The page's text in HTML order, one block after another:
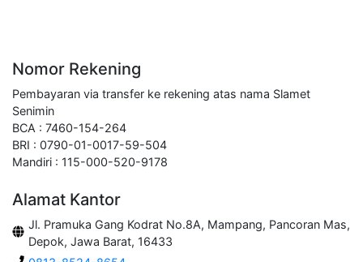
Nomor Rekening
Pembayaran via transfer ke rekening atas nama Slamet
Senimin
BCA : 7460-154-264
BRI : 0790-01-0017-59-504
Mandiri : 115-000-520-9178
Alamat Kantor
Jl. Pramuka Gang Kodrat No.8A, Mampang, Pancoran Mas,
Depok, Jawa Barat, 16433